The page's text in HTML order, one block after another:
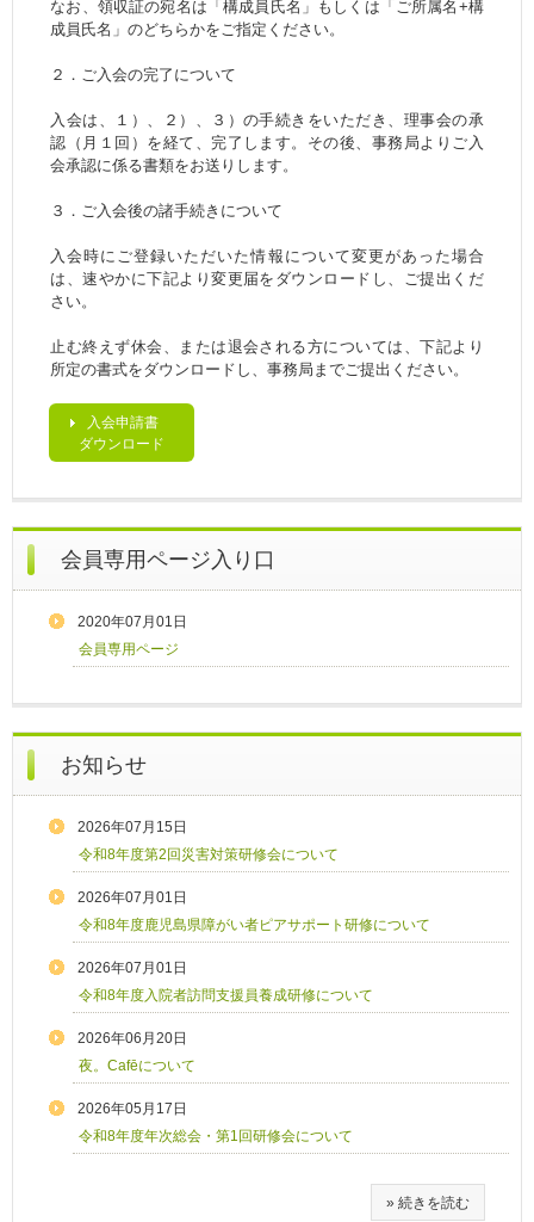
なお、領収証の宛名は「構成員氏名」もしくは「ご所属名+構
成員氏名」のどちらかをご指定ください。
２．ご入会の完了について
入会は、１）、２）、３）の手続きをいただき、理事会の承
認（月１回）を経て、完了します。その後、事務局よりご入
会承認に係る書類をお送りします。
３．ご入会後の諸手続きについて
入会時にご登録いただいた情報について変更があった場合
は、速やかに下記より変更届をダウンロードし、ご提出くだ
さい。
止む終えず休会、または退会される方については、下記より
所定の書式をダウンロードし、事務局までご提出ください。
入会申請書
ダウンロード
会員専用ページ入り口
2020年07月01日
会員専用ページ
お知らせ
2026年07月15日
令和8年度第2回災害対策研修会について
2026年07月01日
令和8年度鹿児島県障がい者ピアサポート研修について
2026年07月01日
令和8年度入院者訪問支援員養成研修について
2026年06月20日
夜。Cafēについて
2026年05月17日
令和8年度年次総会・第1回研修会について
» 続きを読む